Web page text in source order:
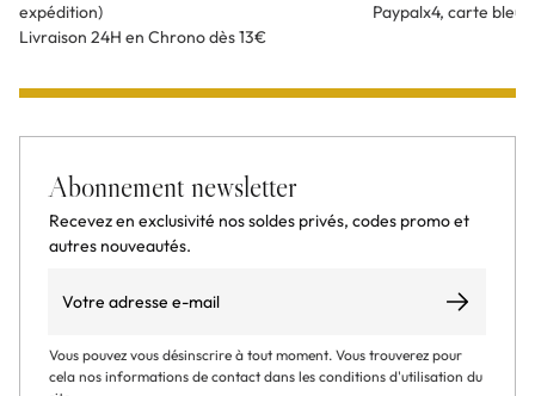
expédition)
Livraison 24H en Chrono dès 13€
Paypalx4, carte
Abonnement newsletter
Recevez en exclusivité nos soldes privés, codes promo et
autres nouveautés.
S’abonner
Vous pouvez vous désinscrire à tout moment. Vous trouverez pour
cela nos informations de contact dans les conditions d'utilisation du